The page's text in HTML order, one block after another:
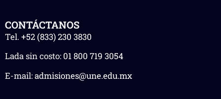
CONTÁCTANOS
Tel. +52 (833) 230 3830
Lada sin costo: 01 800 719 3054
E-mail:admisiones@une.edu.mx